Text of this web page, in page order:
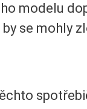
modelu
se mohly